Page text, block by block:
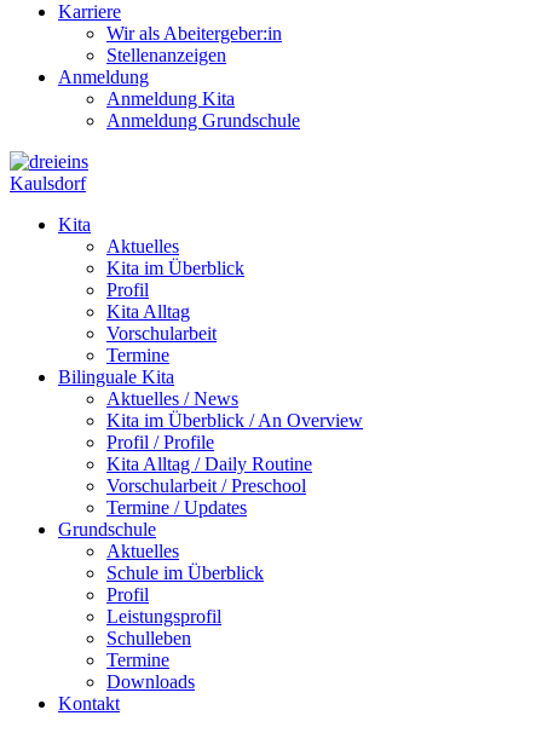
Karriere
Wir als Abeitergeber:in
Stellenanzeigen
Anmeldung
Anmeldung Kita
Anmeldung Grundschule
Kaulsdorf
Kita
Aktuelles
Kita im Überblick
Profil
Kita Alltag
Vorschularbeit
Termine
Bilinguale Kita
Aktuelles / News
Kita im Überblick / An Overview
Profil / Profile
Kita Alltag / Daily Routine
Vorschularbeit / Preschool
Termine / Updates
Grundschule
Aktuelles
Schule im Überblick
Profil
Leistungsprofil
Schulleben
Termine
Downloads
Kontakt